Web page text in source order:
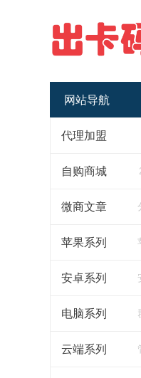
网站导航
代理加盟
自购商城
微商文章
苹果系列
安卓系列
电脑系列
云端系列